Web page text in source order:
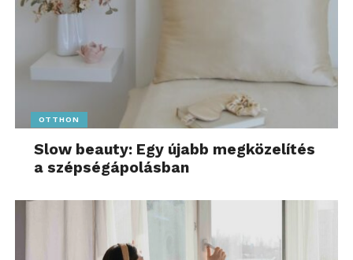
OTTHON
Slow beauty: Egy újabb megközelítés
a szépségápolásban